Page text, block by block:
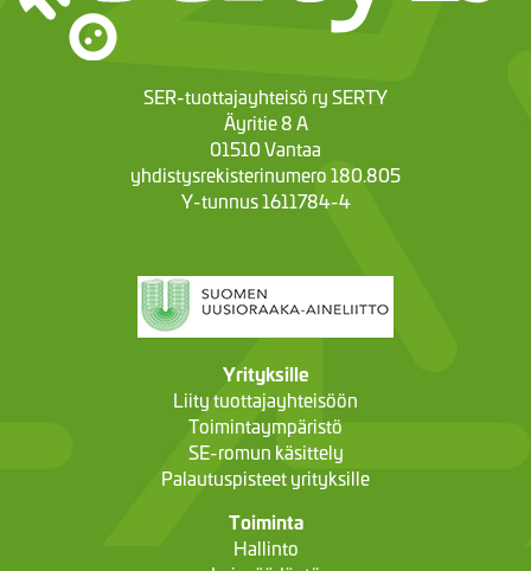
SER-tuottajayhteisö ry SERTY
Äyritie 8 A
01510 Vantaa
yhdistysrekisterinumero 180.805
Y-tunnus 1611784-4
Yrityksille
Liity tuottajayhteisöön
Toimintaympäristö
SE-romun käsittely
Palautuspisteet yrityksille
Toiminta
Hallinto